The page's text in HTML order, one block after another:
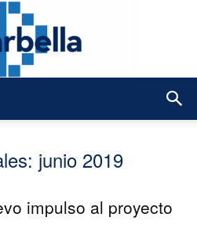
junio 2019
impulso al proyecto